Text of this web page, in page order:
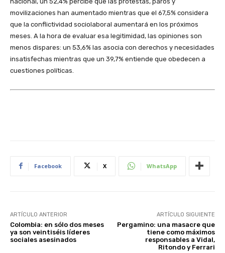
movilizaciones han aumentado mientras que el 67,5% considera
que la conflictividad sociolaboral aumentará en los próximos
meses. A la hora de evaluar esa legitimidad, las opiniones son
menos dispares: un 53,6% las asocia con derechos y necesidades
insatisfechas mientras que un 39,7% entiende que obedecen a
cuestiones políticas.
Facebook X WhatsApp
ARTÍCULO ANTERIOR
Colombia: en sólo dos meses
ya son veintiséis líderes
sociales asesinados
ARTÍCULO SIGUIENTE
Pergamino: una masacre que
tiene como máximos
responsables a Vidal,
Ritondo y Ferrari